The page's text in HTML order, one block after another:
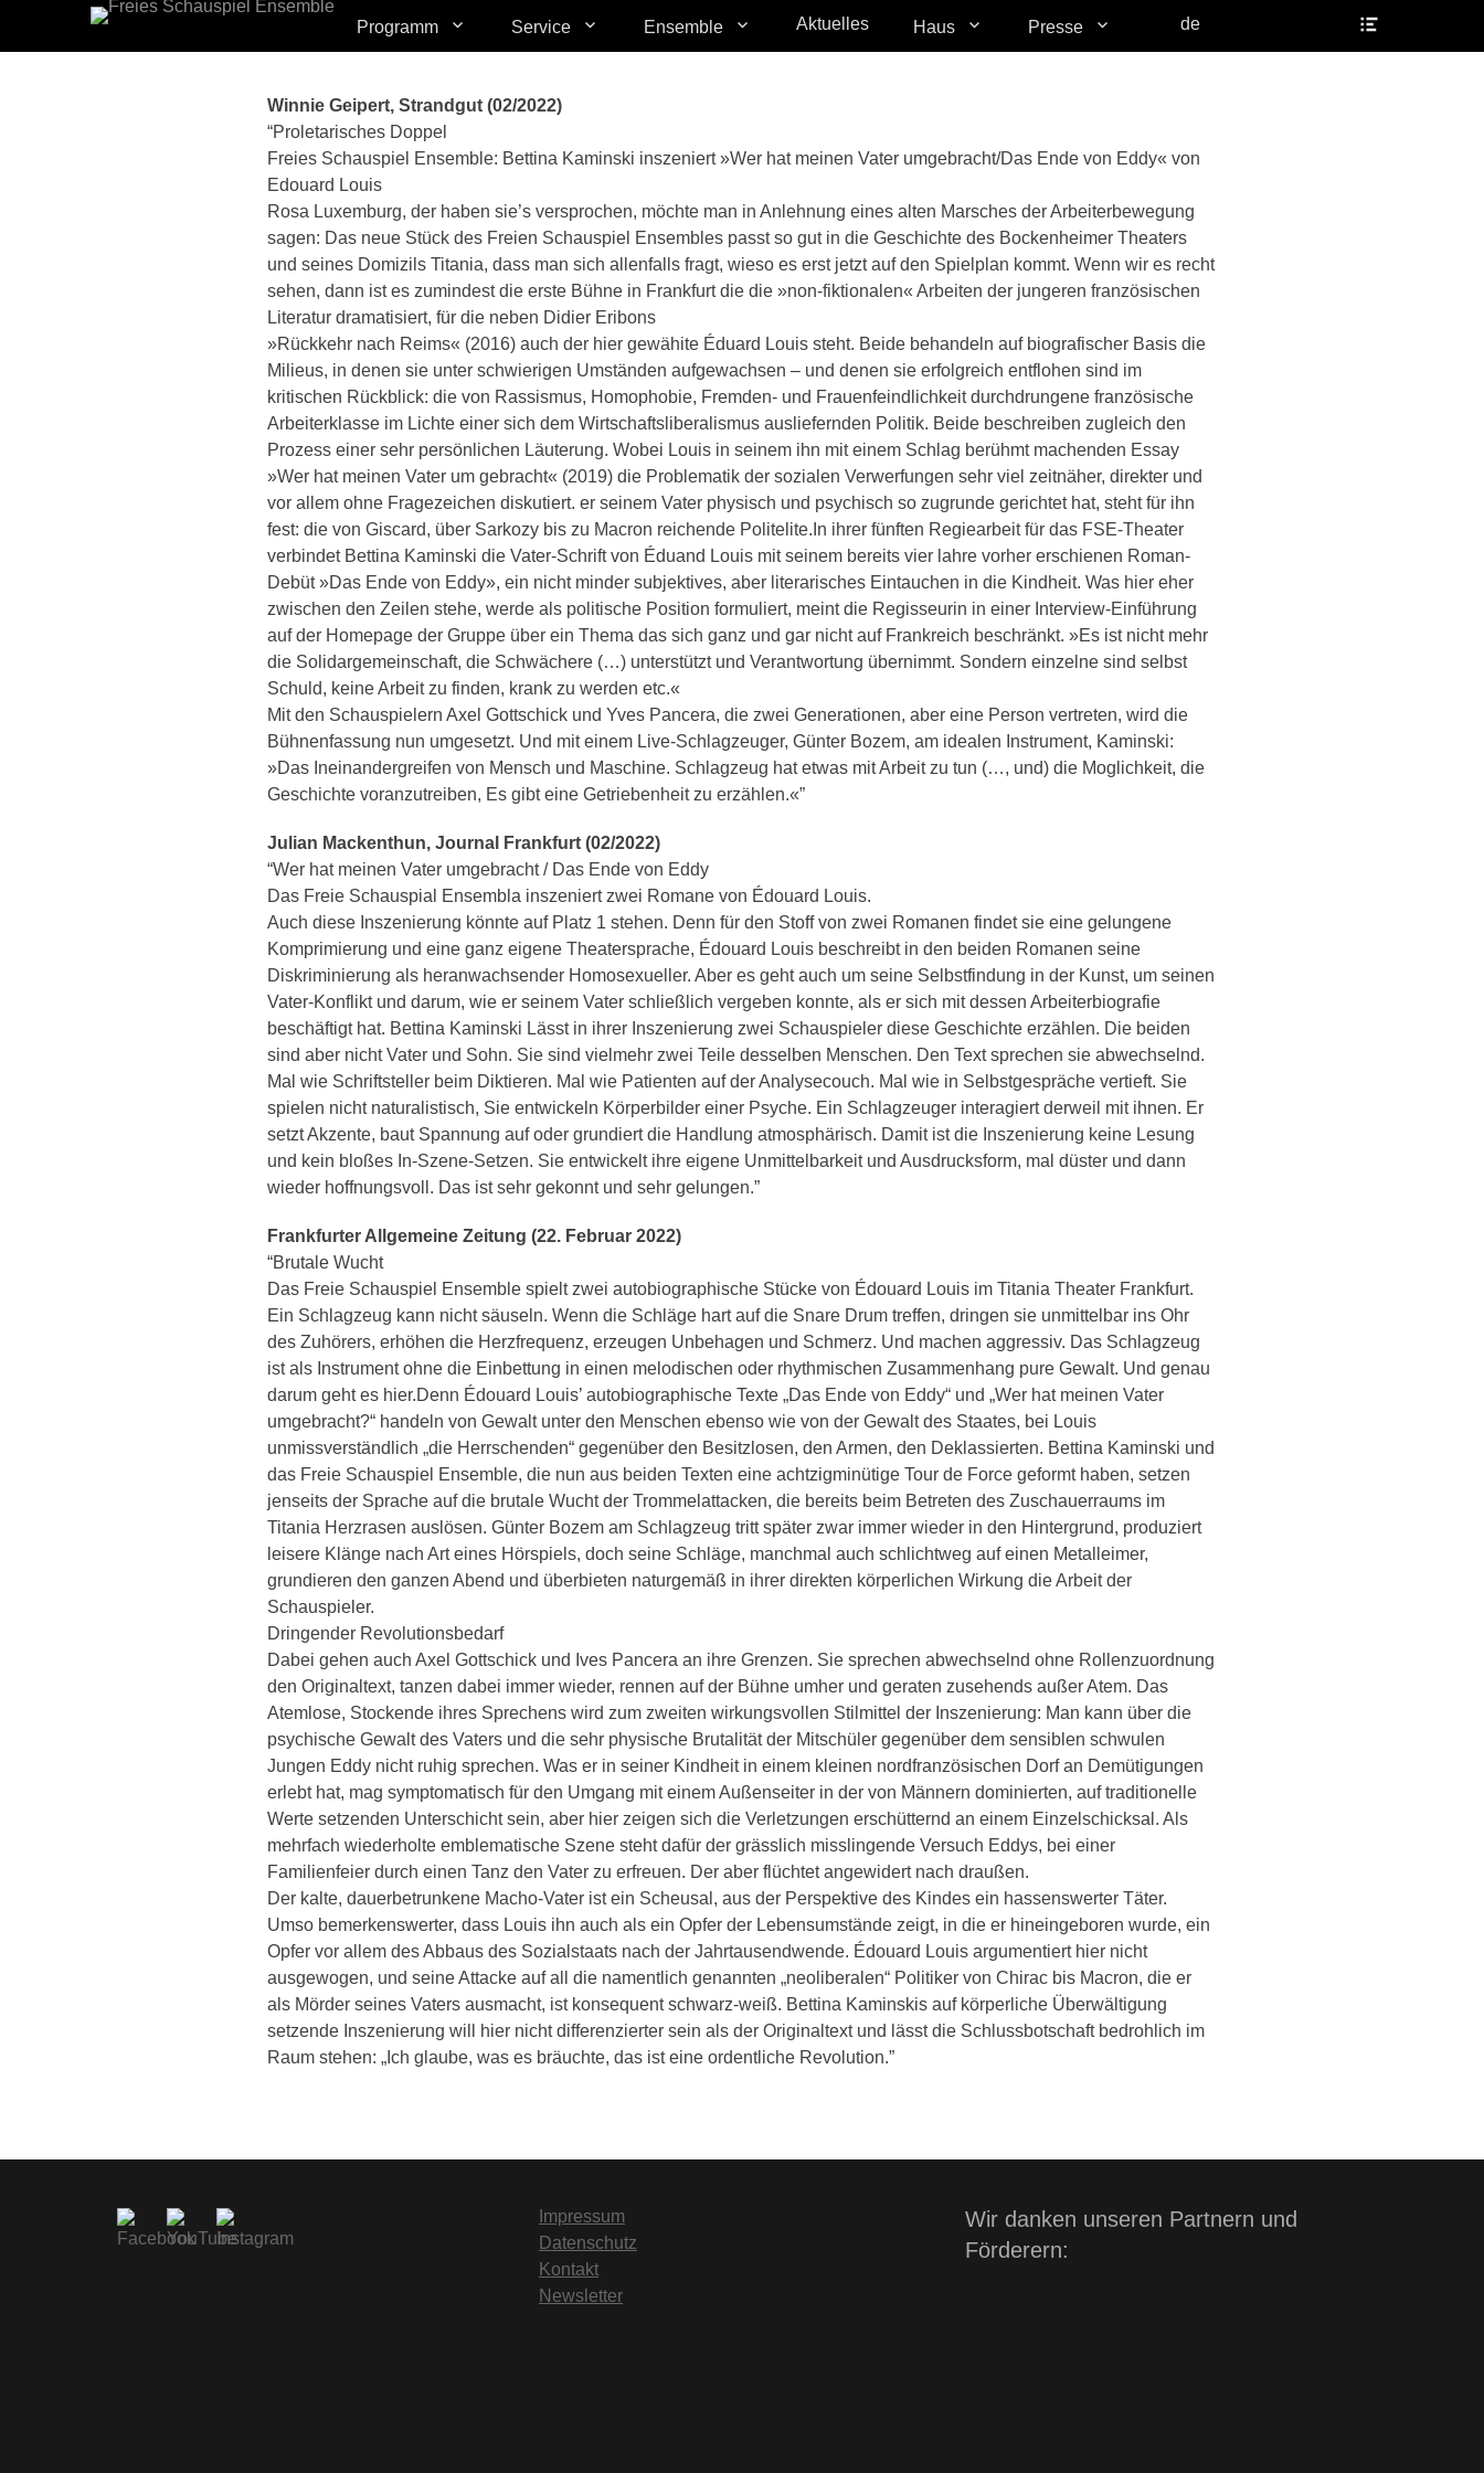
Erstes Menü
Zum
Programm Service Ensemble Aktuelles Haus Presse de
Winnie Geipert, Strandgut (02/2022)
“Proletarisches Doppel
Freies Schauspiel Ensemble: Bettina Kaminski inszeniert »Wer hat meinen Vater umgebracht/Das Ende von Eddy« von
Edouard Louis
Rosa Luxemburg, der haben sie’s versprochen, möchte man in Anlehnung eines alten Marsches der Arbeiterbewegung
sagen: Das neue Stück des Freien Schauspiel Ensembles passt so gut in die Geschichte des Bockenheimer Theaters
und seines Domizils Titania, dass man sich allenfalls fragt, wieso es erst jetzt auf den Spielplan kommt. Wenn wir es recht
sehen, dann ist es zumindest die erste Bühne in Frankfurt die die »non-fiktionalen« Arbeiten der jungeren französischen
Literatur dramatisiert, für die neben Didier Eribons
»Rückkehr nach Reims« (2016) auch der hier gewähite Éduard Louis steht. Beide behandeln auf biografischer Basis die
Milieus, in denen sie unter schwierigen Umständen aufgewachsen – und denen sie erfolgreich entflohen sind im
kritischen Rückblick: die von Rassismus, Homophobie, Fremden- und Frauenfeindlichkeit durchdrungene französische
Arbeiterklasse im Lichte einer sich dem Wirtschaftsliberalismus ausliefernden Politik. Beide beschreiben zugleich den
Prozess einer sehr persönlichen Läuterung. Wobei Louis in seinem ihn mit einem Schlag berühmt machenden Essay
»Wer hat meinen Vater um gebracht« (2019) die Problematik der sozialen Verwerfungen sehr viel zeitnäher, direkter und
vor allem ohne Fragezeichen diskutiert. er seinem Vater physisch und psychisch so zugrunde gerichtet hat, steht für ihn
fest: die von Giscard, über Sarkozy bis zu Macron reichende Politelite.In ihrer fünften Regiearbeit für das FSE-Theater
verbindet Bettina Kaminski die Vater-Schrift von Éduand Louis mit seinem bereits vier lahre vorher erschienen Roman-
Debüt »Das Ende von Eddy», ein nicht minder subjektives, aber literarisches Eintauchen in die Kindheit. Was hier eher
zwischen den Zeilen stehe, werde als politische Position formuliert, meint die Regisseurin in einer Interview-Einführung
auf der Homepage der Gruppe über ein Thema das sich ganz und gar nicht auf Frankreich beschränkt. »Es ist nicht mehr
die Solidargemeinschaft, die Schwächere (…) unterstützt und Verantwortung übernimmt. Sondern einzelne sind selbst
Schuld, keine Arbeit zu finden, krank zu werden etc.«
Mit den Schauspielern Axel Gottschick und Yves Pancera, die zwei Generationen, aber eine Person vertreten, wird die
Bühnenfassung nun umgesetzt. Und mit einem Live-Schlagzeuger, Günter Bozem, am idealen Instrument, Kaminski:
»Das Ineinandergreifen von Mensch und Maschine. Schlagzeug hat etwas mit Arbeit zu tun (…, und) die Moglichkeit, die
Geschichte voranzutreiben, Es gibt eine Getriebenheit zu erzählen.«”
Julian Mackenthun, Journal Frankfurt (02/2022)
“Wer hat meinen Vater umgebracht / Das Ende von Eddy
Das Freie Schauspial Ensembla inszeniert zwei Romane von Édouard Louis.
Auch diese Inszenierung könnte auf Platz 1 stehen. Denn für den Stoff von zwei Romanen findet sie eine gelungene
Komprimierung und eine ganz eigene Theatersprache, Édouard Louis beschreibt in den beiden Romanen seine
Diskriminierung als heranwachsender Homosexueller. Aber es geht auch um seine Selbstfindung in der Kunst, um seinen
Vater-Konflikt und darum, wie er seinem Vater schließlich vergeben konnte, als er sich mit dessen Arbeiterbiografie
beschäftigt hat. Bettina Kaminski Lässt in ihrer Inszenierung zwei Schauspieler diese Geschichte erzählen. Die beiden
sind aber nicht Vater und Sohn. Sie sind vielmehr zwei Teile desselben Menschen. Den Text sprechen sie abwechselnd.
Mal wie Schriftsteller beim Diktieren. Mal wie Patienten auf der Analysecouch. Mal wie in Selbstgespräche vertieft. Sie
spielen nicht naturalistisch, Sie entwickeln Körperbilder einer Psyche. Ein Schlagzeuger interagiert derweil mit ihnen. Er
setzt Akzente, baut Spannung auf oder grundiert die Handlung atmosphärisch. Damit ist die Inszenierung keine Lesung
und kein bloßes In-Szene-Setzen. Sie entwickelt ihre eigene Unmittelbarkeit und Ausdrucksform, mal düster und dann
wieder hoffnungsvoll. Das ist sehr gekonnt und sehr gelungen.”
Frankfurter Allgemeine Zeitung (22. Februar 2022)
“Brutale Wucht
Das Freie Schauspiel Ensemble spielt zwei autobiographische Stücke von Édouard Louis im Titania Theater Frankfurt.
Ein Schlagzeug kann nicht säuseln. Wenn die Schläge hart auf die Snare Drum treffen, dringen sie unmittelbar ins Ohr
des Zuhörers, erhöhen die Herzfrequenz, erzeugen Unbehagen und Schmerz. Und machen aggressiv. Das Schlagzeug
ist als Instrument ohne die Einbettung in einen melodischen oder rhythmischen Zusammenhang pure Gewalt. Und genau
darum geht es hier.Denn Édouard Louis’ autobiographische Texte „Das Ende von Eddy“ und „Wer hat meinen Vater
umgebracht?“ handeln von Gewalt unter den Menschen ebenso wie von der Gewalt des Staates, bei Louis
unmissverständlich „die Herrschenden“ gegenüber den Besitzlosen, den Armen, den Deklassierten. Bettina Kaminski und
das Freie Schauspiel Ensemble, die nun aus beiden Texten eine achtzigminütige Tour de Force geformt haben, setzen
jenseits der Sprache auf die brutale Wucht der Trommelattacken, die bereits beim Betreten des Zuschauerraums im
Titania Herzrasen auslösen. Günter Bozem am Schlagzeug tritt später zwar immer wieder in den Hintergrund, produziert
leisere Klänge nach Art eines Hörspiels, doch seine Schläge, manchmal auch schlichtweg auf einen Metalleimer,
grundieren den ganzen Abend und überbieten naturgemäß in ihrer direkten körperlichen Wirkung die Arbeit der
Schauspieler.
Dringender Revolutionsbedarf
Dabei gehen auch Axel Gottschick und Ives Pancera an ihre Grenzen. Sie sprechen abwechselnd ohne Rollenzuordnung
den Originaltext, tanzen dabei immer wieder, rennen auf der Bühne umher und geraten zusehends außer Atem. Das
Atemlose, Stockende ihres Sprechens wird zum zweiten wirkungsvollen Stilmittel der Inszenierung: Man kann über die
psychische Gewalt des Vaters und die sehr physische Brutalität der Mitschüler gegenüber dem sensiblen schwulen
Jungen Eddy nicht ruhig sprechen. Was er in seiner Kindheit in einem kleinen nordfranzösischen Dorf an Demütigungen
erlebt hat, mag symptomatisch für den Umgang mit einem Außenseiter in der von Männern dominierten, auf traditionelle
Werte setzenden Unterschicht sein, aber hier zeigen sich die Verletzungen erschütternd an einem Einzelschicksal. Als
mehrfach wiederholte emblematische Szene steht dafür der grässlich misslingende Versuch Eddys, bei einer
Familienfeier durch einen Tanz den Vater zu erfreuen. Der aber flüchtet angewidert nach draußen.
Der kalte, dauerbetrunkene Macho-Vater ist ein Scheusal, aus der Perspektive des Kindes ein hassenswerter Täter.
Umso bemerkenswerter, dass Louis ihn auch als ein Opfer der Lebensumstände zeigt, in die er hineingeboren wurde, ein
Opfer vor allem des Abbaus des Sozialstaats nach der Jahrtausendwende. Édouard Louis argumentiert hier nicht
ausgewogen, und seine Attacke auf all die namentlich genannten „neoliberalen“ Politiker von Chirac bis Macron, die er
als Mörder seines Vaters ausmacht, ist konsequent schwarz-weiß. Bettina Kaminskis auf körperliche Überwältigung
setzende Inszenierung will hier nicht differenzierter sein als der Originaltext und lässt die Schlussbotschaft bedrohlich im
Raum stehen: „Ich glaube, was es bräuchte, das ist eine ordentliche Revolution.”
Impressum
Datenschutz
Kontakt
Newsletter
Wir danken unseren Partnern und
Förderern: